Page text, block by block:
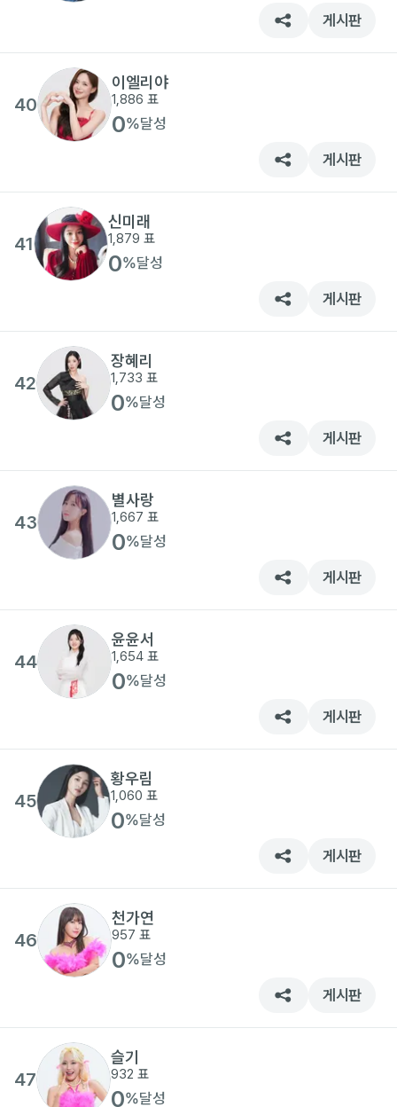
게시판
40
이엘리야
1,886 표
0%달성
게시판
41
신미래
1,879 표
0%달성
게시판
42
장혜리
1,733 표
0%달성
게시판
43
별사랑
1,667 표
0%달성
게시판
44
윤윤서
1,654 표
0%달성
게시판
45
황우림
1,060 표
0%달성
게시판
46
천가연
957 표
0%달성
게시판
47
슬기
932 표
0%달성